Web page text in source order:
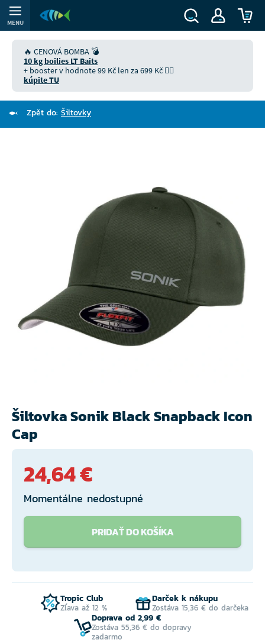
MENU
🔥 CENOVÁ BOMBA 💣
10 kg boilies LT Baits
+ booster v hodnote 99 Kč len za 699 Kč 👉🏻
kúpite TU
Zpět do: Šiltovky
Šiltovka Sonik Black Snapback Icon
Cap
24,64 €
Momentálne nedostupné
PRIDAŤ DO KOŠÍKA
Tropic Club
Zľava až 12 %
Darček k nákupu
Zostáva 15,36 € do darčeka
Doprava od 2,99 €
Zostáva 55,36 € do dopravy
zadarmo